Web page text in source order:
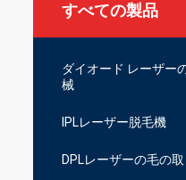
すべての製品
ダイオード レーザー
械
IPLレーザー脱毛機
DPLレーザーの毛の